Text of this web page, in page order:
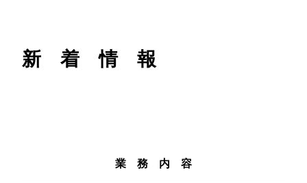
新 着 情 報
業 務 内 容